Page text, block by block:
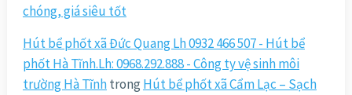
chóng, giá siêu tốt
Hút bể phốt xã Đức Quang Lh 0932 466 507 - Hút bể
phốt Hà Tĩnh.Lh: 0968.292.888 - Công ty vệ sinh môi
trường Hà Tĩnhtrong Hút bể phốt xã Cẩm Lạc – Sạch